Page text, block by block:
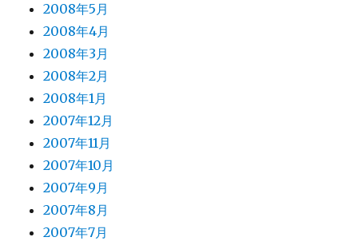
2008年5月
2008年4月
2008年3月
2008年2月
2008年1月
2007年12月
2007年11月
2007年10月
2007年9月
2007年8月
2007年7月